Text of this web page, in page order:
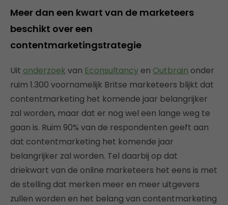
Meer dan een kwart van de marketeers
beschikt over een
contentmarketingstrategie
Uit onderzoek van Econsultancy en Outbrain onder
ruim 1.300 voornamelijk Britse marketeers blijkt dat
contentmarketing het komende jaar belangrijker
zal worden, maar dat er nog wel een lange weg te
gaan is. Ruim 90% van de respondenten geeft aan
dat contentmarketing het komende jaar
belangrijker zal worden. Tel daarbij op dat
driekwart van de online marketeers het eens is met
de stelling dat merken meer en meer uitgevers
zullen worden en het belang van contentmarketing